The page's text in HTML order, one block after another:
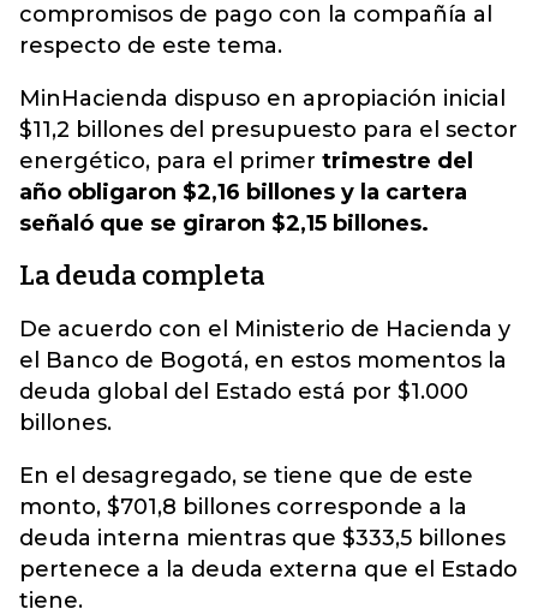
compromisos de pago con la compañía al
respecto de este tema.
MinHacienda dispuso en apropiación inicial
$11,2 billones del presupuesto para el sector
energético, para el primer trimestre del
año obligaron $2,16 billones y la cartera
señaló que se giraron $2,15 billones.
La deuda completa
De acuerdo con el Ministerio de Hacienda y
el Banco de Bogotá, en estos momentos la
deuda global del Estado está por $1.000
billones.
En el desagregado, se tiene que de este
monto, $701,8 billones corresponde a la
deuda interna mientras que $333,5 billones
pertenece a la deuda externa que el Estado
tiene.